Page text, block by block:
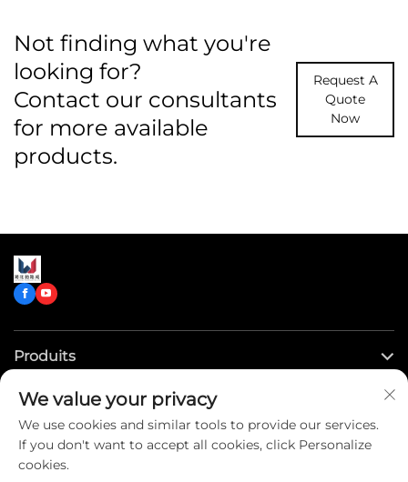
Not finding what you're
looking for?
Contact our consultants
for more available
products.
Request A
Quote
Now
Produits
Liens rapides
Contactez-nous
We value your privacy
We use cookies and similar tools to provide our services.
If you don't want to accept all cookies, click Personalize
cookies.